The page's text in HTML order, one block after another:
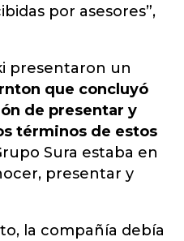
por asesores”,
presentaron un
que concluyó
de presentar y
términos de estos
Sura estaba en
presentar y
la compañía debía